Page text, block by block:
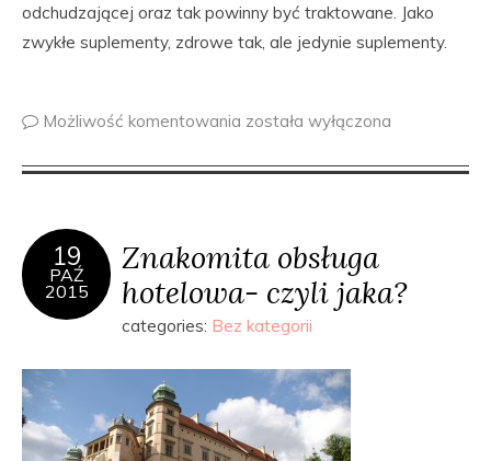
odchudzającej oraz tak powinny być traktowane. Jako
zwykłe suplementy, zdrowe tak, ale jedynie suplementy.
Możliwość komentowania została wyłączona
19
PAŹ
2015
Znakomita obsługa
hotelowa- czyli jaka?
categories: Bez kategorii